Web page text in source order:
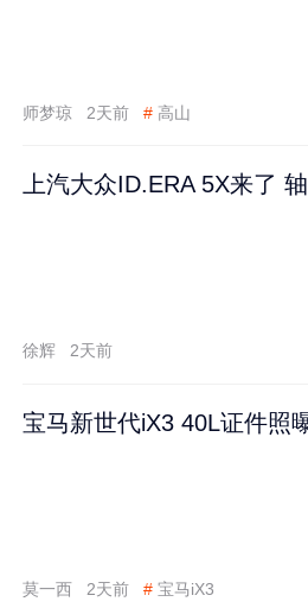
师梦琼 2天前 # 高山
上汽大众ID.ERA 5X来了
徐辉 2天前
宝马新世代iX3 40L证件照
莫一西 2天前 # 宝马iX3